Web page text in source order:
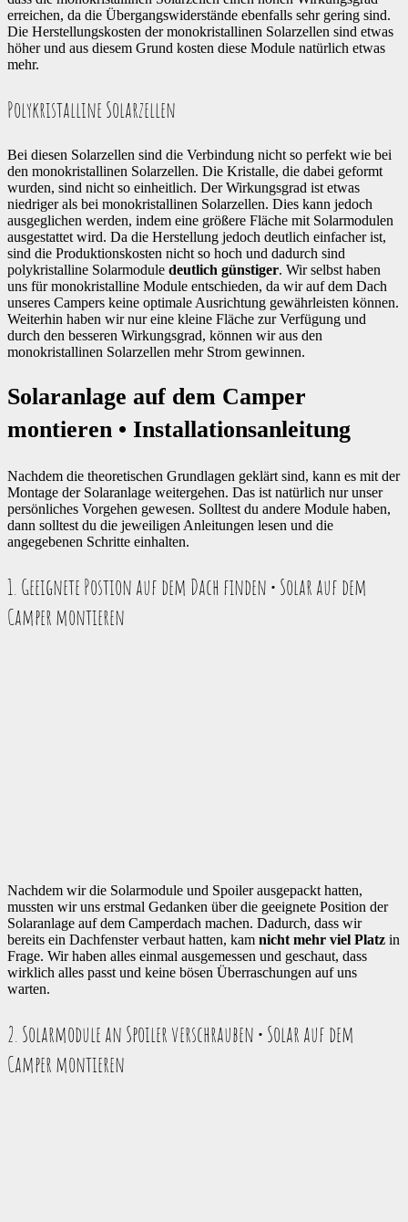
erreichen, da die Übergangswiderstände ebenfalls sehr gering sind.
Die Herstellungskosten der monokristallinen Solarzellen sind etwas
höher und aus diesem Grund kosten diese Module natürlich etwas
mehr.
Polykristalline Solarzellen
Bei diesen Solarzellen sind die Verbindung nicht so perfekt wie bei
den monokristallinen Solarzellen. Die Kristalle, die dabei geformt
wurden, sind nicht so einheitlich. Der Wirkungsgrad ist etwas
niedriger als bei monokristallinen Solarzellen. Dies kann jedoch
ausgeglichen werden, indem eine größere Fläche mit Solarmodulen
ausgestattet wird. Da die Herstellung jedoch deutlich einfacher ist,
sind die Produktionskosten nicht so hoch und dadurch sind
polykristalline Solarmodule deutlich günstiger. Wir selbst haben
uns für monokristalline Module entschieden, da wir auf dem Dach
unseres Campers keine optimale Ausrichtung gewährleisten können.
Weiterhin haben wir nur eine kleine Fläche zur Verfügung und
durch den besseren Wirkungsgrad, können wir aus den
monokristallinen Solarzellen mehr Strom gewinnen.
Solaranlage auf dem Camper
montieren • Installationsanleitung
Nachdem die theoretischen Grundlagen geklärt sind, kann es mit der
Montage der Solaranlage weitergehen. Das ist natürlich nur unser
persönliches Vorgehen gewesen. Solltest du andere Module haben,
dann solltest du die jeweiligen Anleitungen lesen und die
angegebenen Schritte einhalten.
1. Geeignete Postion auf dem Dach finden • Solar auf dem
Camper montieren
Nachdem wir die Solarmodule und Spoiler ausgepackt hatten,
mussten wir uns erstmal Gedanken über die geeignete Position der
Solaranlage auf dem Camperdach machen. Dadurch, dass wir
bereits ein Dachfenster verbaut hatten, kam nicht mehr viel Platz in
Frage. Wir haben alles einmal ausgemessen und geschaut, dass
wirklich alles passt und keine bösen Überraschungen auf uns
warten.
2. Solarmodule an Spoiler verschrauben • Solar auf dem
Camper montieren